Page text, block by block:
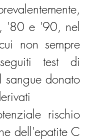
'80 e '90, nel
non sempre
test di
sangue donato
rischio
dell'epatite C